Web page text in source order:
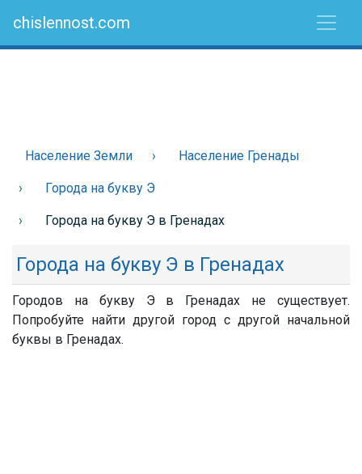
chislennost.com
Население Земли Население Гренады
Города на букву Э
Города на букву Э в Гренадах
Города на букву Э в Гренадах
Городов на букву Э в Гренадах не существует.
Попробуйте найти другой город с другой начальной
буквы в Гренадах.